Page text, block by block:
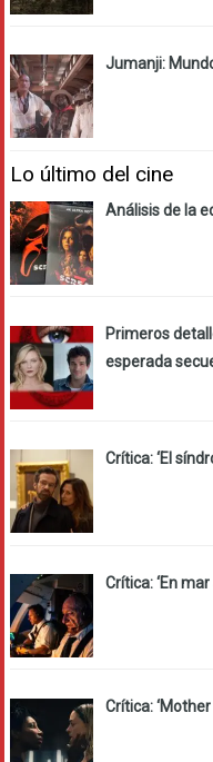
Jumanji:
Lo último del cine
Análisis de la
Primeros
esperada
Crítica: ‘El
Crítica: ‘En mar
Crítica: ‘Mother